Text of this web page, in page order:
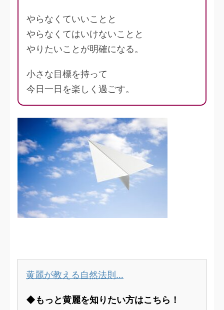
やらなくていいことと
やらなくてはいけないことと
やりたいことが明確になる。
小さな目標を持って
今日一日を楽しく過ごす。
黄麗が教える自然法則…
◆もっと黄麗を知りたい方はこちら！